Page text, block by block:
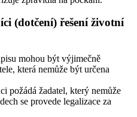
(dotčení) řešení životní
mohou být výjimečně
která nemůže být určena
požádá žadatel, který nemůže
se provede legalizace za